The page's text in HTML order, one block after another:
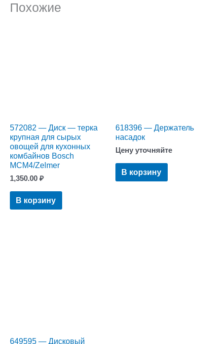
Похожие
572082 — Диск — терка
крупная для сырых
овощей для кухонных
комбайнов Bosch
MCM4/Zelmer
1,350.00 ₽
В корзину
618396 — Держатель
насадок
Цену уточняйте
В корзину
649595 — Дисковый